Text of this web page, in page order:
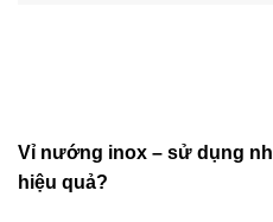
Vỉ nướng inox – sử dụng
hiệu quả?